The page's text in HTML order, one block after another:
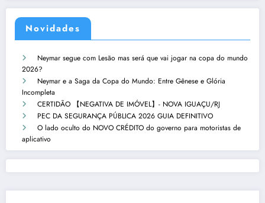
Novidades
Neymar segue com Lesão mas será que vai jogar na copa do mundo
2026?
Neymar e a Saga da Copa do Mundo: Entre Gênese e Glória
Incompleta
CERTIDÃO 【NEGATIVA DE IMÓVEL】- NOVA IGUAÇU/RJ
PEC DA SEGURANÇA PÚBLICA 2026 GUIA DEFINITIVO
O lado oculto do NOVO CRÉDITO do governo para motoristas de
aplicativo